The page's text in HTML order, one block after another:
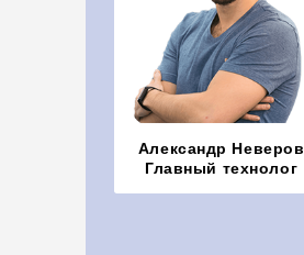
Александр Неверов
Главный технолог